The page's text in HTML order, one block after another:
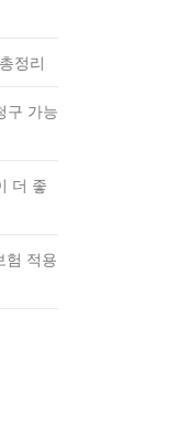
정리
구 가능
더 좋
험 적용